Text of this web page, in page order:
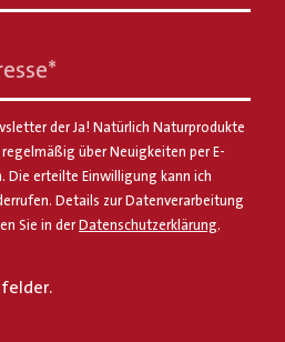
*
der Ja! Natürlich Naturprodukte
über Neuigkeiten per E-
Die erteilte Einwilligung kann ich
Details zur Datenverarbeitung
Sie in derDatenschutzerklärung.